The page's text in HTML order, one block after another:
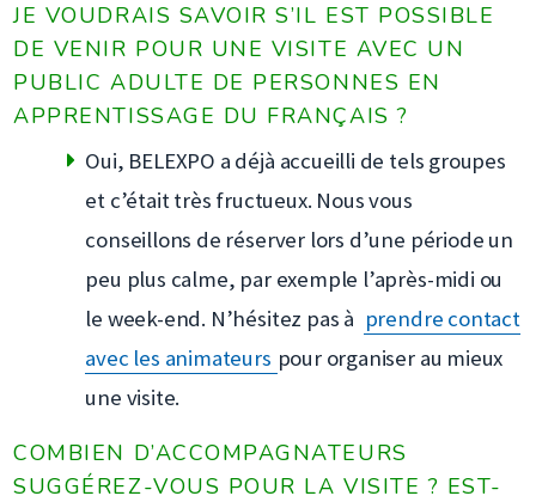
JE VOUDRAIS SAVOIR S’IL EST POSSIBLE
DE VENIR POUR UNE VISITE AVEC UN
PUBLIC ADULTE DE PERSONNES EN
APPRENTISSAGE DU FRANÇAIS ?
Oui, BELEXPO a déjà accueilli de tels groupes
et c’était très fructueux. Nous vous
conseillons de réserver lors d’une période un
peu plus calme, par exemple l’après-midi ou
le week-end. N’hésitez pas à prendre contact
avec les animateurs pour organiser au mieux
une visite.
COMBIEN D’ACCOMPAGNATEURS
SUGGÉREZ-VOUS POUR LA VISITE ? EST-